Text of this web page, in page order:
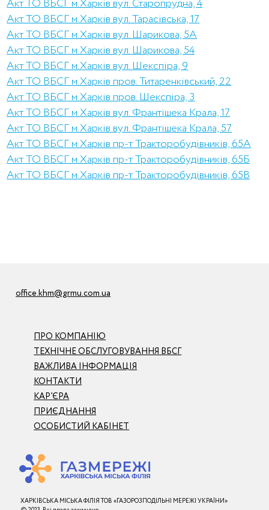
Акт ТО ВБСГ м.Харків вул. Старопрудна, 4
Акт ТО ВБСГ м.Харків вул. Тарасівська, 17
Акт ТО ВБСГ м.Харків вул. Шарикова, 5А
Акт ТО ВБСГ м.Харків вул. Шарикова, 54
Акт ТО ВБСГ м.Харків вул. Шекспіра, 9
Акт ТО ВБСГ м.Харків пров. Титаренківський, 22
Акт ТО ВБСГ м.Харків пров. Шекспіра, 3
Акт ТО ВБСГ м.Харків вул. Франтішека Крала, 17
Акт ТО ВБСГ м.Харків вул. Франтішека Крала, 57
Акт ТО ВБСГ м.Харків пр-т Тракторобудівників, 65А
Акт ТО ВБСГ м.Харків пр-т Тракторобудівників, 65Б
Акт ТО ВБСГ м.Харків пр-т Тракторобудівників, 65В
ХАРКІВСЬКА МІСЬКА ФІЛІЯ ТОВ «ГАЗОРОЗПОДІЛЬНІ МЕРЕЖІ УКРАЇНИ»
ПРО КОМПАНІЮ
ТЕХНІЧНЕ ОБСЛУГОВУВАННЯ ВБСГ
ВАЖЛИВА ІНФОРМАЦІЯ
КОНТАКТИ
КАР’ЄРА
ПРИЄДНАННЯ
ОСОБИСТИЙ КАБІНЕТ
office.khm@grmu.com.ua